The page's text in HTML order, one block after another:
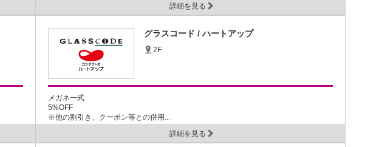
詳細を見る
グラスコード / ハートアップ
2F
メガネ一式
5%OFF
※他の割引き、クーポン等との併用...
詳細を見る